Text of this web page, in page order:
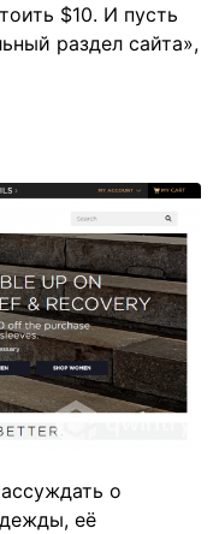
$10. И пусть
раздел сайта»,
о
её